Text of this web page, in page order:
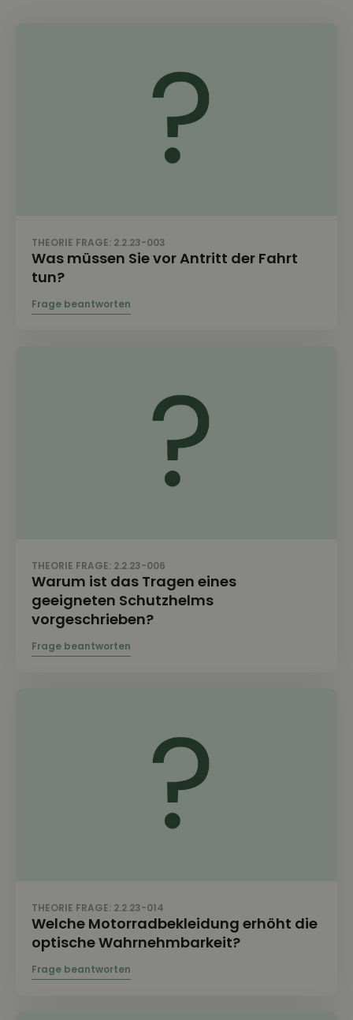
THEORIE FRAGE: 2.2.23-003
Was müssen Sie vor Antritt der Fahrt
tun?
THEORIE FRAGE: 2.2.23-006
Warum ist das Tragen eines
geeigneten Schutzhelms
vorgeschrieben?
THEORIE FRAGE: 2.2.23-014
Welche Motorradbekleidung erhöht die
optische Wahrnehmbarkeit?